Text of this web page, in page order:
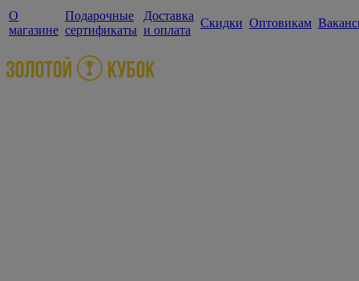
О
магазине
Подарочные
сертификаты
Доставка
и оплата
Скидки Оптовикам